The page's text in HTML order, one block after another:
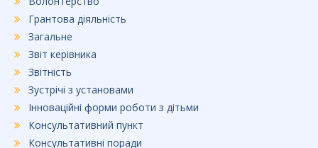
Грантова діяльність
Загальне
Звіт керівника
Звітність
Зустрічі з установами
Інноваційні форми роботи з дітьми
Консультативний пункт
Консультативні поради